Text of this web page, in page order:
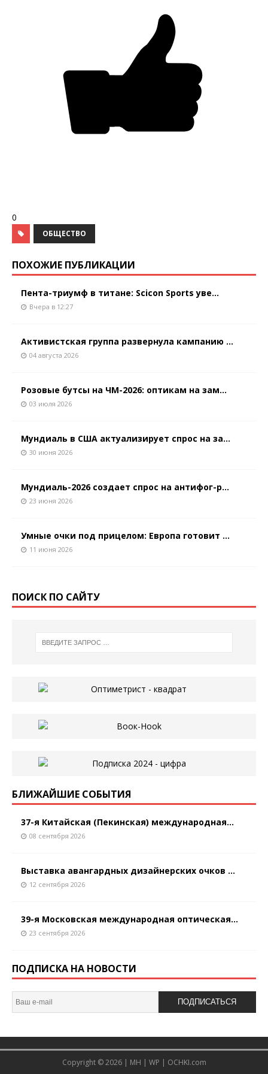
0
ОБЩЕСТВО
ПОХОЖИЕ ПУБЛИКАЦИИ
Пента-триумф в титане: Scicon Sports уве...
Вчера в 12:27
Активистская группа развернула кампанию ...
04 августа 2026
Розовые бутсы на ЧМ-2026: оптикам на зам...
03 июля 2026
Мундиаль в США актуализирует спрос на за...
30 июня 2026
Мундиаль-2026 создает спрос на антифог-р...
23 июня 2026
Умные очки под прицелом: Европа готовит ...
11 июня 2026
ПОИСК ПО САЙТУ
БЛИЖАЙШИЕ СОБЫТИЯ
37-я Китайская (Пекинская) международная...
08 сентября 2026
Выставка авангардных дизайнерских очков ...
12 сентября 2026
39-я Московская международная оптическая...
23 сентября 2026
ПОДПИСКА НА НОВОСТИ
ПОДПИСАТЬСЯ
Copyright © 2026 | MH | WP | OCHKI.com